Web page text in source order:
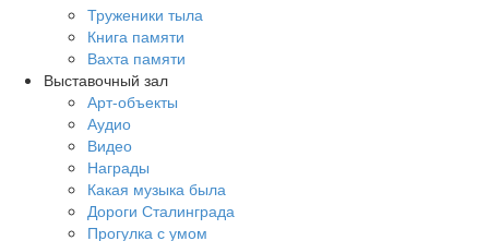
Труженики тыла
Книга памяти
Вахта памяти
Выставочный зал
Арт-объекты
Аудио
Видео
Награды
Какая музыка была
Дороги Сталинграда
Прогулка с умом